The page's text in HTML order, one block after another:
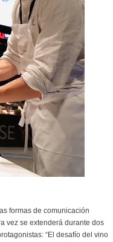
formas de comunicación
vez se extenderá durante dos
“El desafío del vino